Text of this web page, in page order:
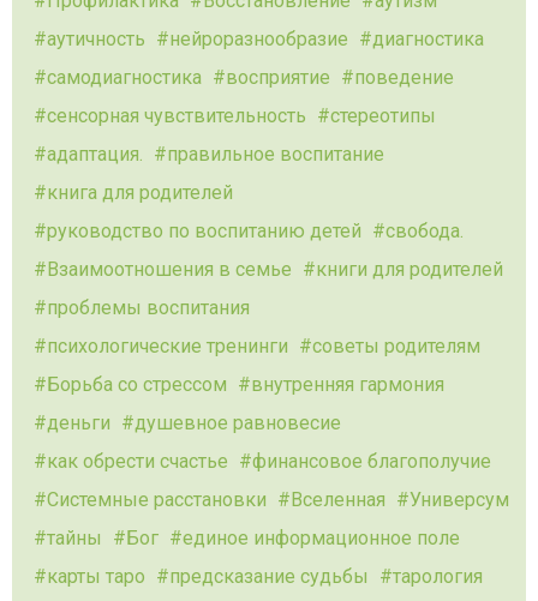
аутичность
нейроразнообразие
диагностика
самодиагностика
восприятие
поведение
сенсорная чувствительность
стереотипы
адаптация.
правильное воспитание
книга для родителей
руководство по воспитанию детей
свобода.
Взаимоотношения в семье
книги для родителей
проблемы воспитания
психологические тренинги
советы родителям
Борьба со стрессом
внутренняя гармония
деньги
душевное равновесие
как обрести счастье
финансовое благополучие
Системные расстановки
Вселенная
Универсум
тайны
Бог
единое информационное поле
карты таро
предсказание судьбы
тарология